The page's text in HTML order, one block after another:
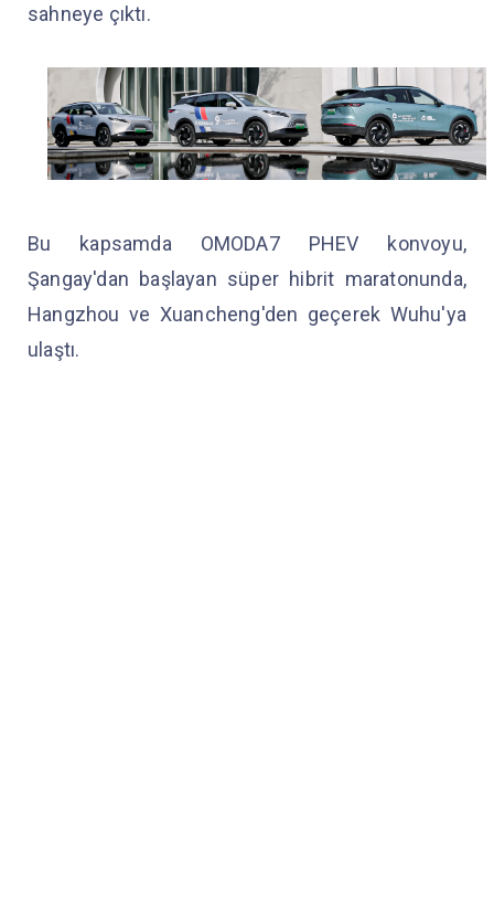
sahneye çıktı.
Bu kapsamda OMODA7 PHEV konvoyu,
Şangay'dan başlayan süper hibrit maratonunda,
Hangzhou ve Xuancheng'den geçerek Wuhu'ya
ulaştı.